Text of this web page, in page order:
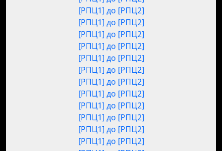
[РПЦ1] до [РПЦ2]
[РПЦ1] до [РПЦ2]
[РПЦ1] до [РПЦ2]
[РПЦ1] до [РПЦ2]
[РПЦ1] до [РПЦ2]
[РПЦ1] до [РПЦ2]
[РПЦ1] до [РПЦ2]
[РПЦ1] до [РПЦ2]
[РПЦ1] до [РПЦ2]
[РПЦ1] до [РПЦ2]
[РПЦ1] до [РПЦ2]
[РПЦ1] до [РПЦ2]